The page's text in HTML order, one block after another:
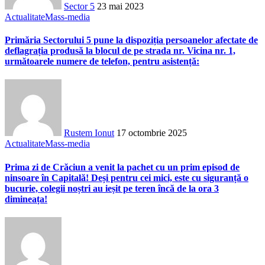
Sector 5 23 mai 2023
ActualitateMass-media
Primăria Sectorului 5 pune la dispoziția persoanelor afectate de
deflagrația produsă la blocul de pe strada nr. Vicina nr. 1,
următoarele numere de telefon, pentru asistență:
Rustem Ionut 17 octombrie 2025
ActualitateMass-media
Prima zi de Crăciun a venit la pachet cu un prim episod de
ninsoare în Capitală! Deși pentru cei mici, este cu siguranță o
bucurie, colegii noștri au ieșit pe teren încă de la ora 3
dimineața!